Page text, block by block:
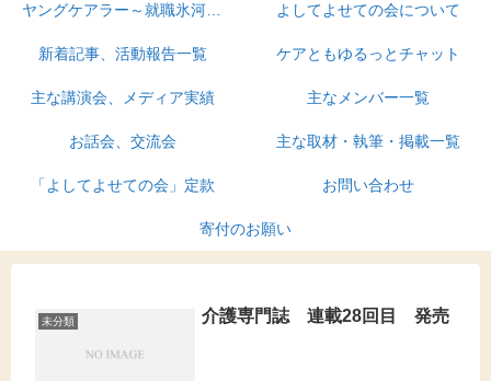
ヤングケアラー～就職氷河期ケアラーの孤立と情報格差と支援の狭間をなくす よしてよせての会について
新着記事、活動報告一覧 ケアともゆるっとチャット
主な講演会、メディア実績 主なメンバー一覧
お話会、交流会 主な取材・執筆・掲載一覧
「よしてよせての会」定款 お問い合わせ
寄付のお願い
未分類 介護専門誌 連載28回目 発売